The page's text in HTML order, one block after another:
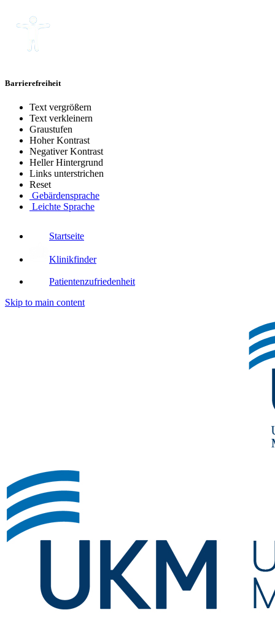
Barrierefreiheit
Text vergrößern
Text verkleinern
Graustufen
Hoher Kontrast
Negativer Kontrast
Heller Hintergrund
Links unterstrichen
Reset
Gebärdensprache
Leichte Sprache
Startseite
Klinikfinder
Patientenzufriedenheit
Skip to main content